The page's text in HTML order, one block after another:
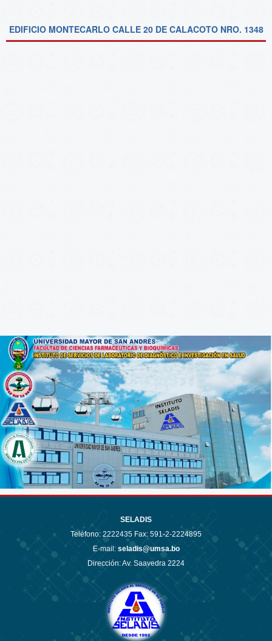
EDIFICIO MONTECARLO CALLE 20 DE CALACOTO NRO. 1348
SELADIS
Teléfono: 2222435 Fax: 591-2-2224895
E-mail: seladis@umsa.bo
Dirección: Av. Saavedra 2224